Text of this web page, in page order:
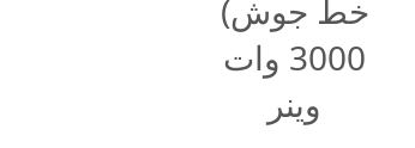
خط جوش)
3000 وات
وینر